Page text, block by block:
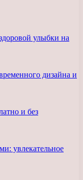
улыбки на
дизайна и
и без
увлекательное